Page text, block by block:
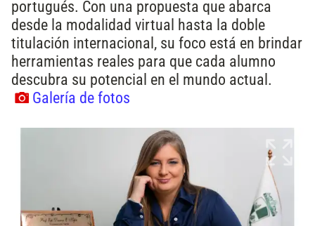
portugués. Con una propuesta que abarca
desde la modalidad virtual hasta la doble
titulación internacional, su foco está en brindar
herramientas reales para que cada alumno
descubra su potencial en el mundo actual.
Galería de fotos